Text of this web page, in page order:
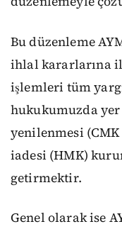
Bu düzenleme
ihlal kararlarına
işlemleri tüm
hukukumuzda
yenilenmesi (CMK
iadesi (HMK)
getirmektir.
Genel olarak ise